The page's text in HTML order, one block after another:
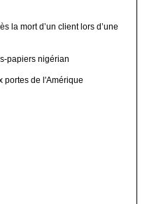
la mort d’un client lors d’une
papiers nigérian
portes de l'Amérique